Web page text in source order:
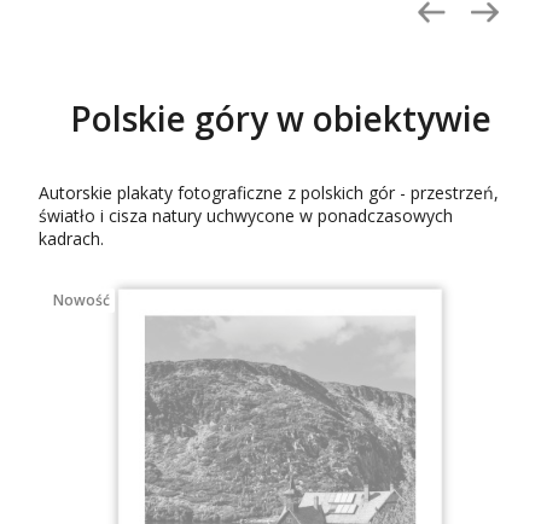
Polskie góry w obiektywie
Autorskie plakaty fotograficzne z polskich gór - przestrzeń,
światło i cisza natury uchwycone w ponadczasowych
kadrach.
Nowość